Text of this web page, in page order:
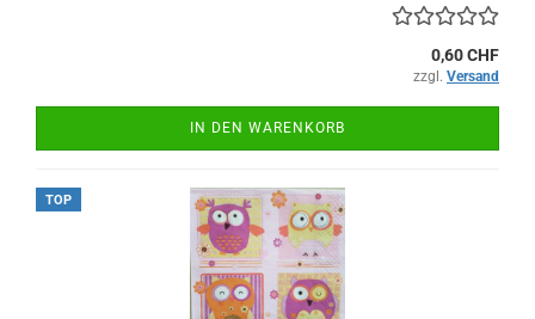
0,60 CHF
zzgl. Versand
IN DEN WARENKORB
TOP